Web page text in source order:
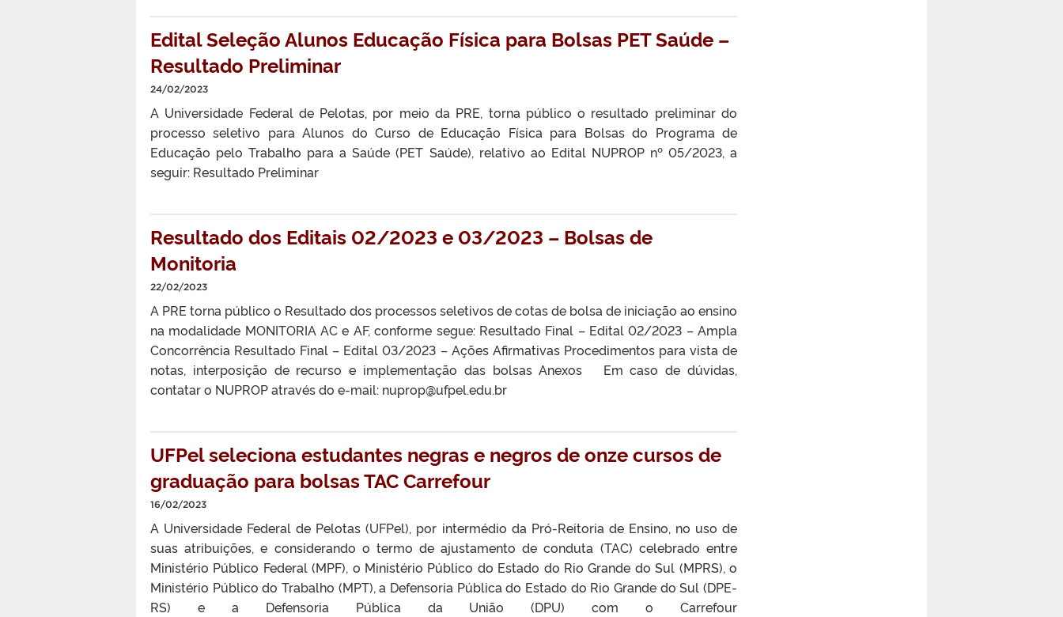
Edital Seleção Alunos Educação Física para Bolsas PET Saúde –
Resultado Preliminar
24/02/2023
A Universidade Federal de Pelotas, por meio da PRE, torna público o resultado preliminar do
processo seletivo para Alunos do Curso de Educação Física para Bolsas do Programa de
Educação pelo Trabalho para a Saúde (PET Saúde), relativo ao Edital NUPROP nº 05/2023, a
seguir: Resultado Preliminar
Resultado dos Editais 02/2023 e 03/2023 – Bolsas de
Monitoria
22/02/2023
A PRE torna público o Resultado dos processos seletivos de cotas de bolsa de iniciação ao ensino
na modalidade MONITORIA AC e AF, conforme segue: Resultado Final – Edital 02/2023 – Ampla
Concorrência Resultado Final – Edital 03/2023 – Ações Afirmativas Procedimentos para vista de
notas, interposição de recurso e implementação das bolsas Anexos Em caso de dúvidas,
contatar o NUPROP através do e-mail: nuprop@ufpel.edu.br
UFPel seleciona estudantes negras e negros de onze cursos de
graduação para bolsas TAC Carrefour
16/02/2023
A Universidade Federal de Pelotas (UFPel), por intermédio da Pró-Reitoria de Ensino, no uso de
suas atribuições, e considerando o termo de ajustamento de conduta (TAC) celebrado entre
Ministério Público Federal (MPF), o Ministério Público do Estado do Rio Grande do Sul (MPRS), o
Ministério Público do Trabalho (MPT), a Defensoria Pública do Estado do Rio Grande do Sul (DPE-
RS) e a Defensoria Pública da União (DPU) com o Carrefour